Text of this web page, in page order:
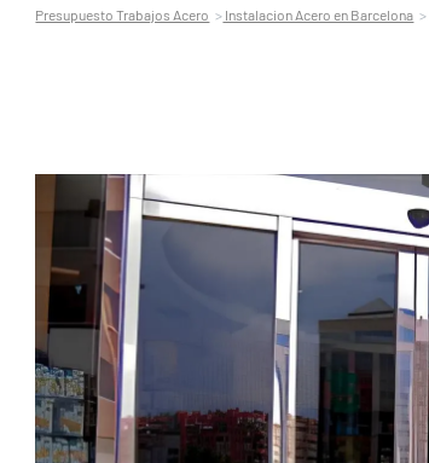
Presupuesto Trabajos Acero Instalacion Acero en Barcelona